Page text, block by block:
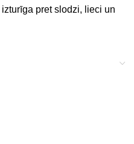
pret slodzi, lieci un